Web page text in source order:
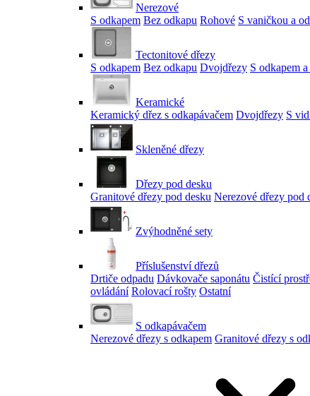
Nerezové
S odkapem Bez odkapu Rohové S vaničkou a
Tectonitové dřezy
S odkapem Bez odkapu Dvojdřezy S odkapem
Keramické
Keramický dřez s odkapávačem Dvojdřezy S
Skleněné dřezy
Dřezy pod desku
Granitové dřezy pod desku Nerezové dřezy pod
Zvýhodněné sety
Příslušenství dřezů
Drtiče odpadu Dávkovače saponátu Čistící
ovládání Rolovací rošty Ostatní
S odkapávačem
Nerezové dřezy s odkapem Granitové dřezy s